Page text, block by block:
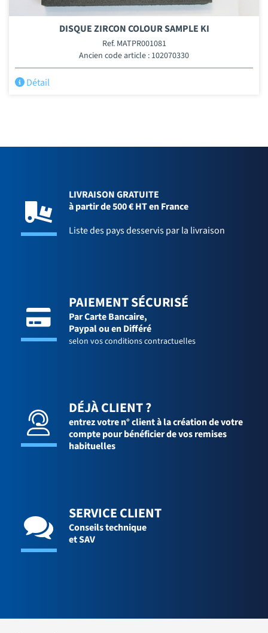
DISQUE ZIRCON COLOUR SAMPLE KI
Ref. MATPR001081
Ancien code article : 102070330
Détail
LIVRAISON GRATUITE
à partir de 500 € HT en France
Liste des pays desservis par la livraison
PAIEMENT SÉCURISÉ
Par Carte Bancaire,
Paypal ou en Différé
selon vos conditions contractuelles
DÉJÀ CLIENT ?
entrez votre n° client à la création de votre
compte pour bénéficier de vos remises
habituelles
SERVICE CLIENT
Conseils technique
et SAV